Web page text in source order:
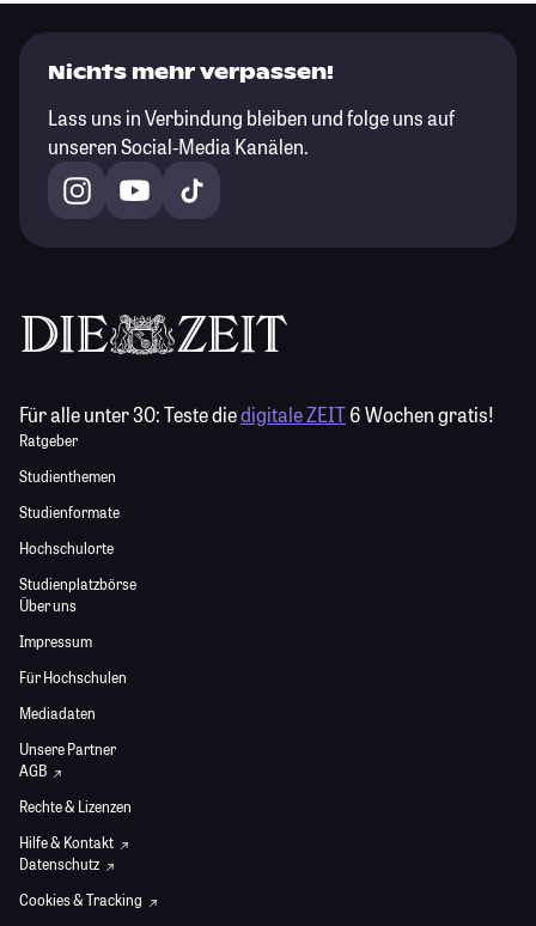
Nichts mehr verpassen!
Lass uns in Verbindung bleiben und folge uns auf
unseren Social-Media Kanälen.
Für alle unter 30:Teste diedigitale ZEIT6 Wochen gratis!
Ratgeber
Studienthemen
Studienformate
Hochschulorte
Studienplatzbörse
Über uns
Impressum
Für Hochschulen
Mediadaten
Unsere Partner
AGB
Rechte & Lizenzen
Hilfe & Kontakt
Datenschutz
Cookies & Tracking